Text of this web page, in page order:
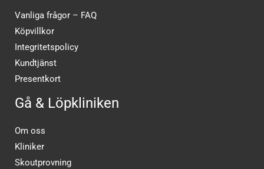
Vanliga frågor – FAQ
Köpvillkor
Integritetspolicy
Kundtjänst
Presentkort
Gå & Löpkliniken
Om oss
Kliniker
Skoutprovning